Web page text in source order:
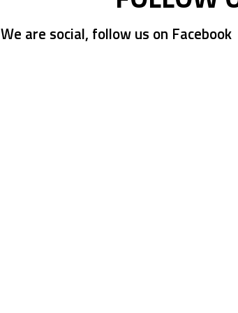
We are social, follow us on Facebook